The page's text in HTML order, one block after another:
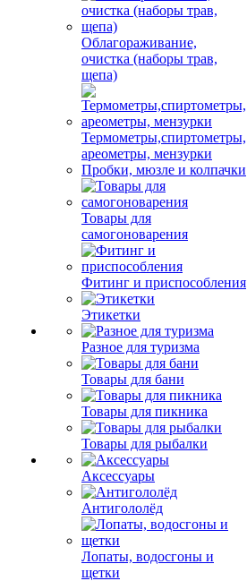
Облагораживание,
очистка (наборы трав,
щепа)
Термометры,спиртометры,
ареометры, мензурки
Пробки, мюзле и колпачки
Товары для
самогоноварения
Фитинг и приспособления
Этикетки
Разное для туризма
Товары для бани
Товары для пикника
Товары для рыбалки
Аксессуары
Антигололёд
Лопаты, водосгоны и
щетки